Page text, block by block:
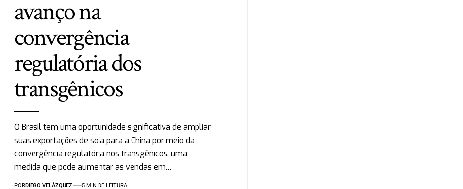
avanço na
convergência
regulatória dos
transgênicos
O Brasil tem uma oportunidade significativa de ampliar
suas exportações de soja para a China por meio da
convergência regulatória nos transgênicos, uma
medida que pode aumentar as vendas em…
PORDIEGO VELÁZQUEZ 5 MIN DE LEITURA